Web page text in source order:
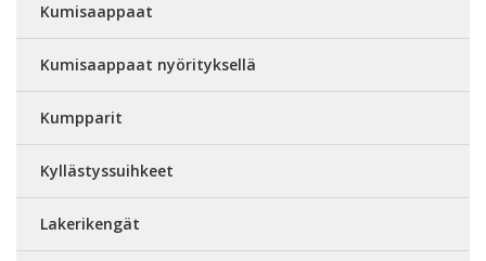
Kumisaappaat
Kumisaappaat nyörityksellä
Kumpparit
Kyllästyssuihkeet
Lakerikengät